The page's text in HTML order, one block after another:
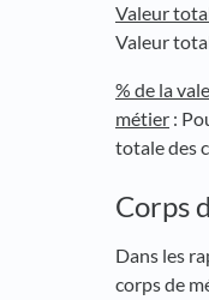
Valeur
Valeur
% de la
métier :
totale des
Corps
Dans les
corps de